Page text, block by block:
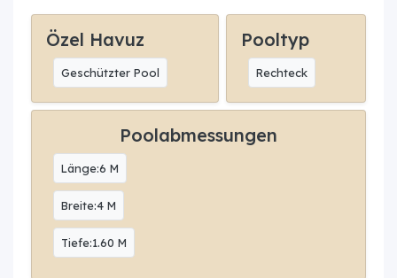
Özel Havuz
Geschützter Pool
Pooltyp
Rechteck
Poolabmessungen
Länge:6 M
Breite:4 M
Tiefe:1.60 M